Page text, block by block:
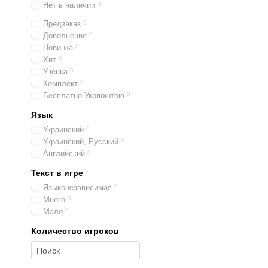
Нет в наличии 0
Предзаказ 0
Дополнение 0
Новинка 0
Хит 0
Уценка 0
Комплект 0
Бесплатно Укрпоштою 0
Язык
Украинский 0
Украинский, Русский 0
Английский 0
Текст в игре
Языконезависимая 0
Много 0
Мало 0
Количество игроков